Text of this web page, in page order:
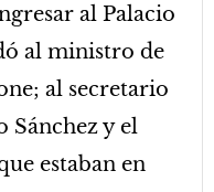
al Palacio
al ministro de
al secretario
Sánchez y el
estaban en